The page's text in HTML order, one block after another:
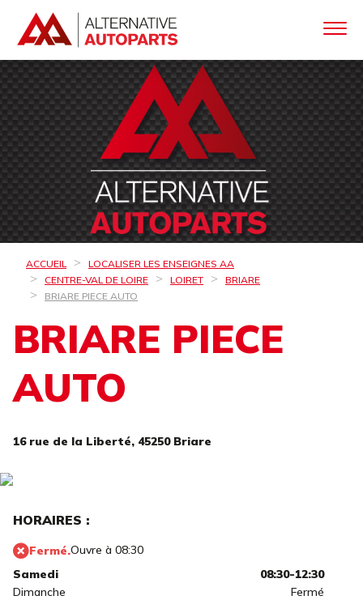
ACCUEIL
LOCALISER LES ENSEIGNES AA
CENTRE-VAL DE LOIRE
LOIRET
BRIARE
BRIARE PIECE AUTO
BRIARE PIECE
AUTO
16 rue de la Liberté, 45250 Briare
HORAIRES :
Fermé.Ouvre à 08:30
Samedi
08:30-12:30
Dimanche
Fermé